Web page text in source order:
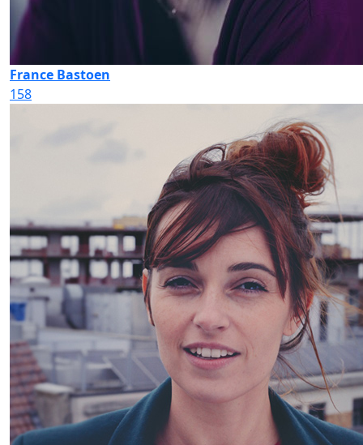
France Bastoen
158